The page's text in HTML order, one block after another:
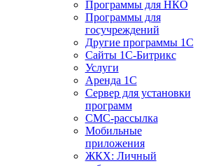
Программы для НКО
Программы для
госучреждений
Другие программы 1С
Сайты 1С-Битрикс
Услуги
Аренда 1С
Сервер для установки
программ
СМС-рассылка
Мобильные
приложения
ЖКХ: Личный